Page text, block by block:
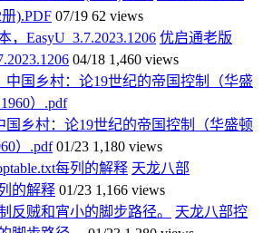
).PDF 07/19 62 views
优启通老版
04/18 1,460 views
国乡村：论19世纪的帝国控制（华盛顿
）.pdf 01/23 1,180 views
天龙八部
的解释 01/23 1,166 views
天龙八部控